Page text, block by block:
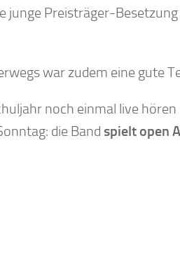
junge Preisträger-
war zudem eine gute
noch einmal live
die Band spielt open